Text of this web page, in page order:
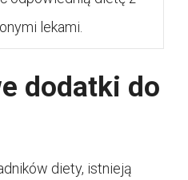
lekami.
dodatki do
diety, istnieją